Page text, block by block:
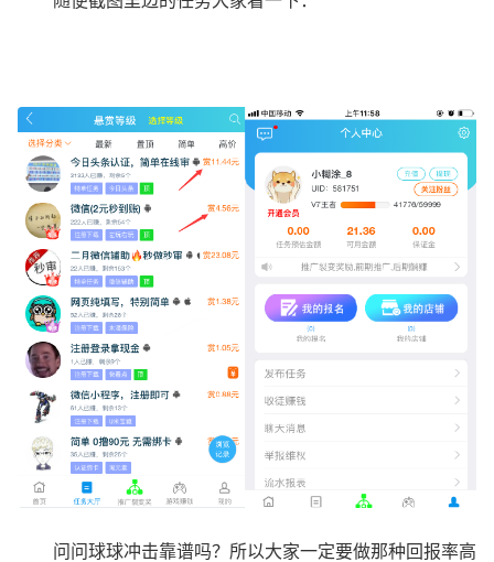
问问球球冲击靠谱吗？所以大家一定要做那种回报率高